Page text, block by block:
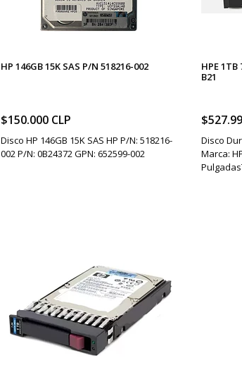
HP 146GB 15K SAS P/N 518216-002
$150.000 CLP
Disco HP 146GB 15K SAS HP P/N: 518216-
002 P/N: 0B24372 GPN: 652599-002
HPE 1TB
B21
Disco
Marca: